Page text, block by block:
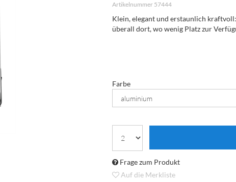
Artikelnummer 57444
Klein, elegant und erstaunlich
überall dort, wo wenig Platz zur
Farbe
Frage zum Produkt
Auf die Merkliste